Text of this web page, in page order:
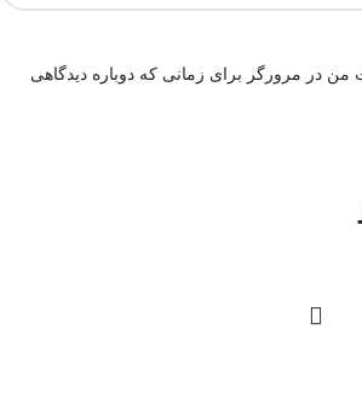
من در مرورگر برای زمانی که دوباره دیدگاهی